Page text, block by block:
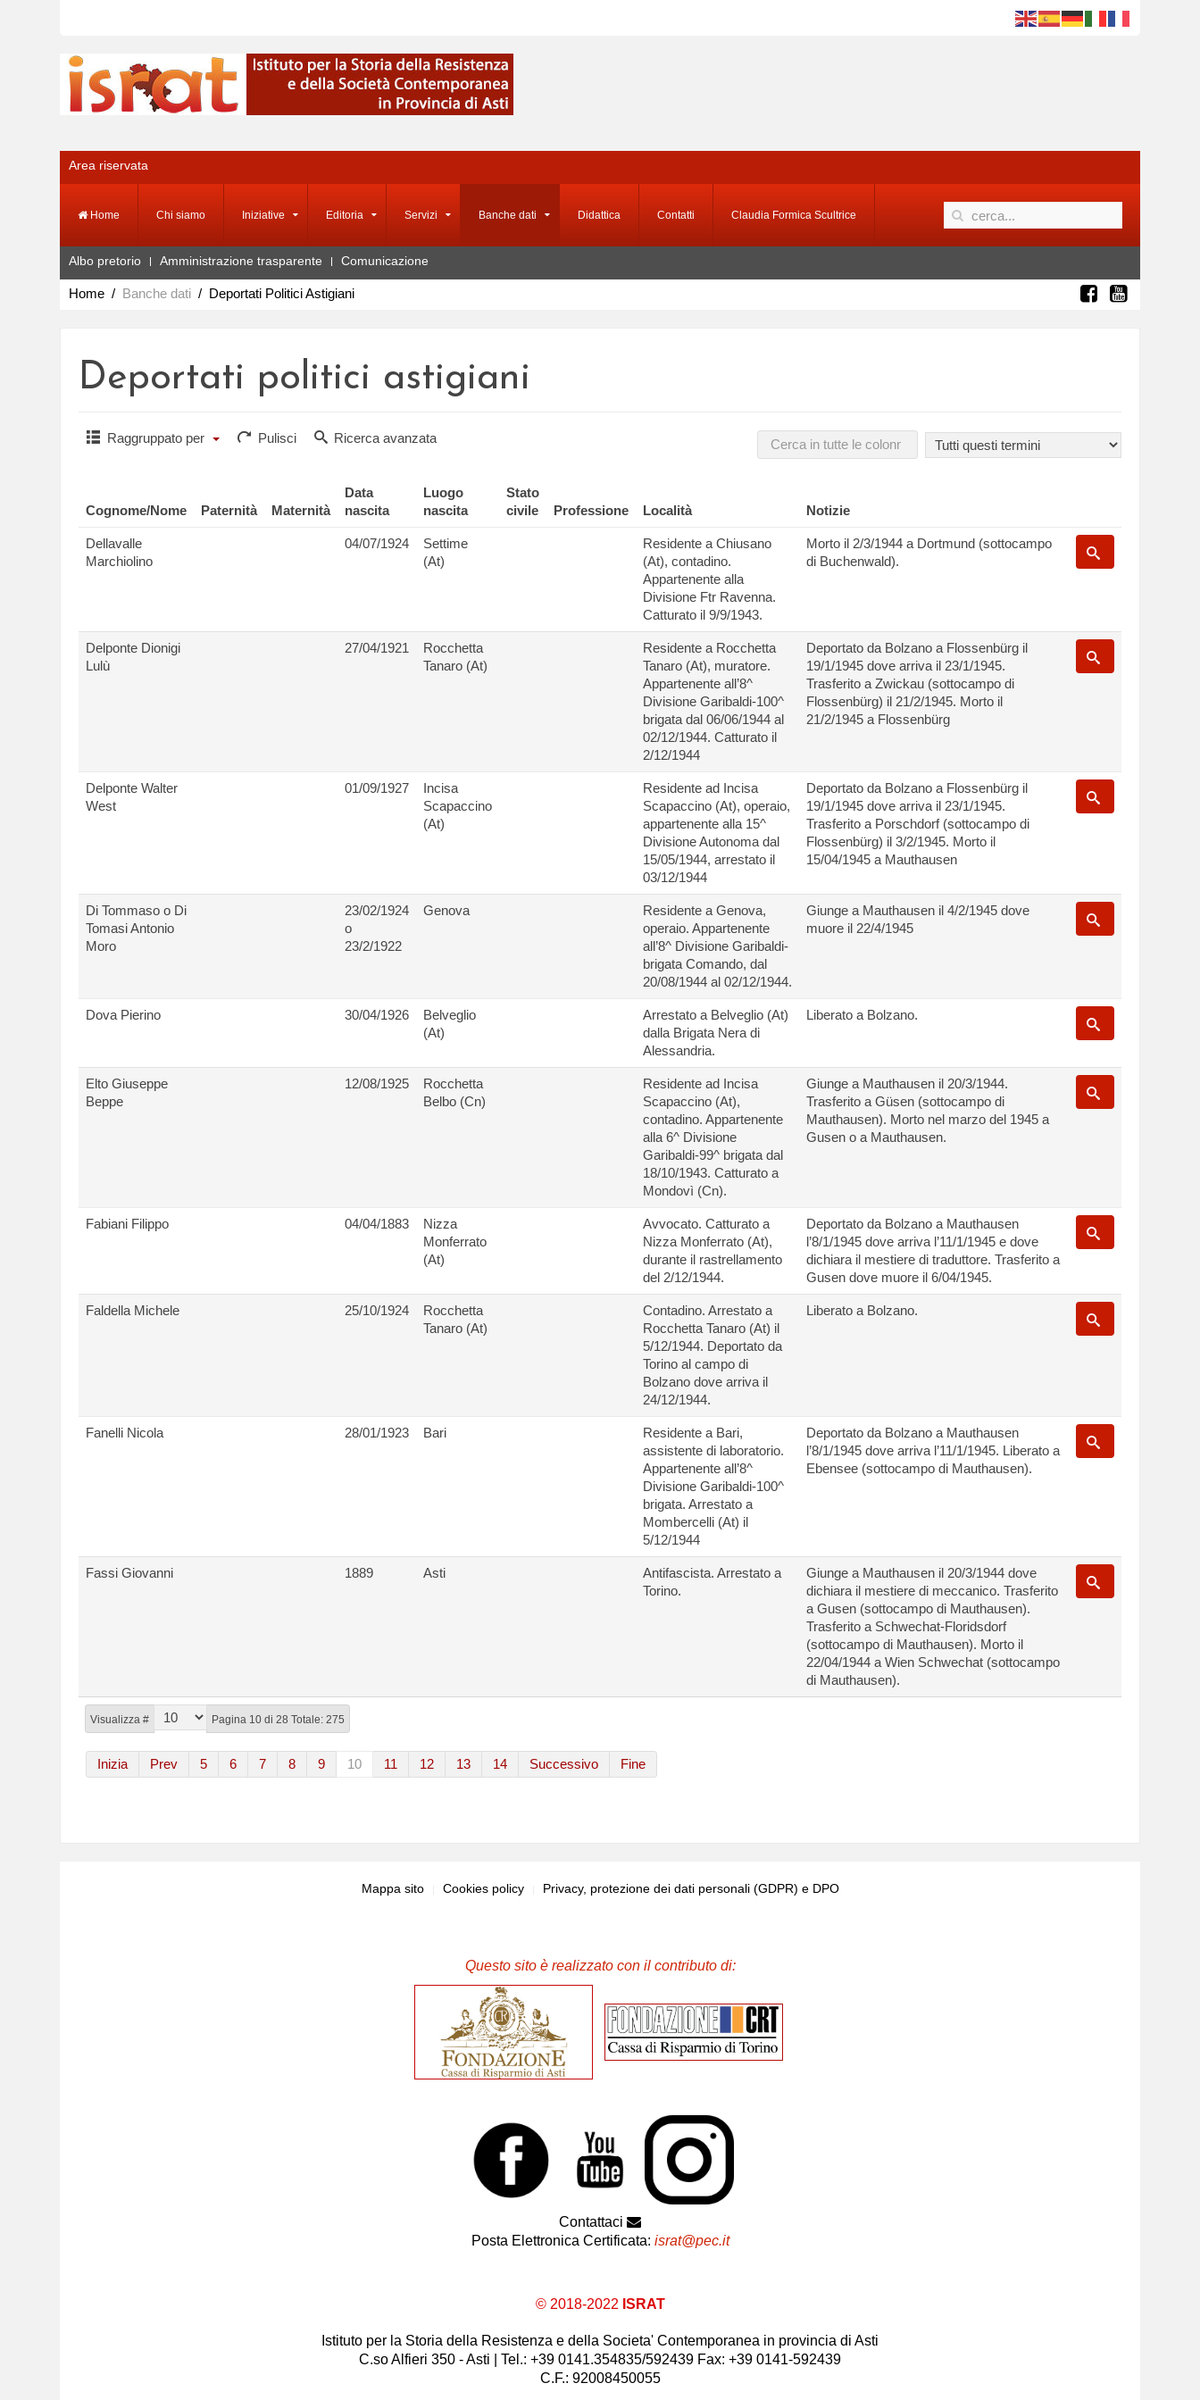
Area riservata
Home Chi siamo Iniziative Editoria Servizi Banche dati Didattica Contatti Claudia Formica Scultrice
Albo pretorio Amministrazione trasparente Comunicazione
Home Banche dati Deportati Politici Astigiani
Deportati politici astigiani
Raggruppato per Pulisci Ricerca avanzata
Cognome/Nome Paternità Maternità
Data
nascita
Luogo
nascita
Stato
civile
Professione Località Notizie
Visualizza # Pagina 10 di 28 Totale: 275
Inizia Prev 5 6 7 8 9 10 11 12 13 14 Successivo Fine
Dellavalle
Marchiolino
04/07/1924
Settime
(At)
Residente a Chiusano
(At), contadino.
Appartenente alla
Divisione Ftr Ravenna.
Catturato il 9/9/1943.
Morto il 2/3/1944 a Dortmund (sottocampo
di Buchenwald).
Delponte Dionigi
Lulù
27/04/1921
Rocchetta
Tanaro (At)
Residente a Rocchetta
Tanaro (At), muratore.
Appartenente all’8^
Divisione Garibaldi-100^
brigata dal 06/06/1944 al
02/12/1944. Catturato il
2/12/1944
Deportato da Bolzano a Flossenbürg il
19/1/1945 dove arriva il 23/1/1945.
Trasferito a Zwickau (sottocampo di
Flossenbürg) il 21/2/1945. Morto il
21/2/1945 a Flossenbürg
Delponte Walter
West
01/09/1927
Incisa
Scapaccino
(At)
Residente ad Incisa
Scapaccino (At), operaio,
appartenente alla 15^
Divisione Autonoma dal
15/05/1944, arrestato il
03/12/1944
Deportato da Bolzano a Flossenbürg il
19/1/1945 dove arriva il 23/1/1945.
Trasferito a Porschdorf (sottocampo di
Flossenbürg) il 3/2/1945. Morto il
15/04/1945 a Mauthausen
Di Tommaso o Di
Tomasi Antonio
Moro
23/02/1924
o
23/2/1922
Genova
Residente a Genova,
operaio. Appartenente
all’8^ Divisione Garibaldi-
brigata Comando, dal
20/08/1944 al 02/12/1944.
Giunge a Mauthausen il 4/2/1945 dove
muore il 22/4/1945
Dova Pierino 30/04/1926
Belveglio
(At)
Arrestato a Belveglio (At)
dalla Brigata Nera di
Alessandria.
Liberato a Bolzano.
Elto Giuseppe
Beppe
12/08/1925
Rocchetta
Belbo (Cn)
Residente ad Incisa
Scapaccino (At),
contadino. Appartenente
alla 6^ Divisione
Garibaldi-99^ brigata dal
18/10/1943. Catturato a
Mondovì (Cn).
Giunge a Mauthausen il 20/3/1944.
Trasferito a Güsen (sottocampo di
Mauthausen). Morto nel marzo del 1945 a
Gusen o a Mauthausen.
Fabiani Filippo 04/04/1883
Nizza
Monferrato
(At)
Avvocato. Catturato a
Nizza Monferrato (At),
durante il rastrellamento
del 2/12/1944.
Deportato da Bolzano a Mauthausen
l’8/1/1945 dove arriva l’11/1/1945 e dove
dichiara il mestiere di traduttore. Trasferito a
Gusen dove muore il 6/04/1945.
Faldella Michele 25/10/1924
Rocchetta
Tanaro (At)
Contadino. Arrestato a
Rocchetta Tanaro (At) il
5/12/1944. Deportato da
Torino al campo di
Bolzano dove arriva il
24/12/1944.
Liberato a Bolzano.
Fanelli Nicola 28/01/1923 Bari
Residente a Bari,
assistente di laboratorio.
Appartenente all’8^
Divisione Garibaldi-100^
brigata. Arrestato a
Mombercelli (At) il
5/12/1944
Deportato da Bolzano a Mauthausen
l’8/1/1945 dove arriva l’11/1/1945. Liberato a
Ebensee (sottocampo di Mauthausen).
Fassi Giovanni 1889 Asti
Antifascista. Arrestato a
Torino.
Giunge a Mauthausen il 20/3/1944 dove
dichiara il mestiere di meccanico. Trasferito
a Gusen (sottocampo di Mauthausen).
Trasferito a Schwechat-Floridsdorf
(sottocampo di Mauthausen). Morto il
22/04/1944 a Wien Schwechat (sottocampo
di Mauthausen).
Mappa sito Cookies policy Privacy, protezione dei dati personali (GDPR) e DPO
Questo sito è realizzato con il contributo di:
Contattaci
Posta Elettronica Certificata: israt@pec.it
© 2018-2022 ISRAT
Istituto per la Storia della Resistenza e della Societa' Contemporanea in provincia di Asti
C.so Alfieri 350 - Asti | Tel.: +39 0141.354835/592439 Fax: +39 0141-592439
C.F.: 92008450055